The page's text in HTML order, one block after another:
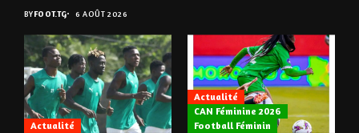
BYFOOT.TG 6 AOÛT 2026
Actualité
Actualité
CAN Féminine 2026
Football Féminin